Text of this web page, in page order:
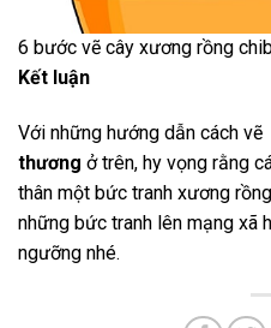
6 bước vẽ cây xương rồng
Kết luận
Với những hướng dẫn cách vẽ
thương ở trên, hy vọng rằng
thân một bức tranh xương
những bức tranh lên mạng xã
ngưỡng nhé.